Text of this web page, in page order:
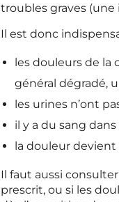
troubles graves
Il est donc
les douleurs de la
général dégradé,
les urines n’ont
il y a du sang dans
la douleur devient
Il faut aussi
prescrit, ou si les